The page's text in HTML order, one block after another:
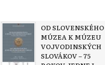
OD SLOVENSKÉHO
MÚZEA K MÚZEU
VOJVODINSKÝCH
SLOVÁKOV – 75